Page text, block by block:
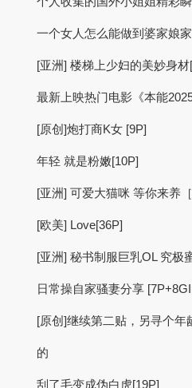
一个女人怎么能做到婆家娘
[亚洲] 楼梯上少妇的美妙身材
最新上映热门电影《本能
[原创]炮打商K女 [9P]
年轻 就是粉嫩[10P]
[亚洲] 可爱大猫咪 等你来养［
[欧美] Love[36P]
[亚洲] 秘书制服巨乳OL 究极
日常操自家骚妻分享
[原创]继续第二贴，另寻个
的
刮了毛变成伪白虎[19P]